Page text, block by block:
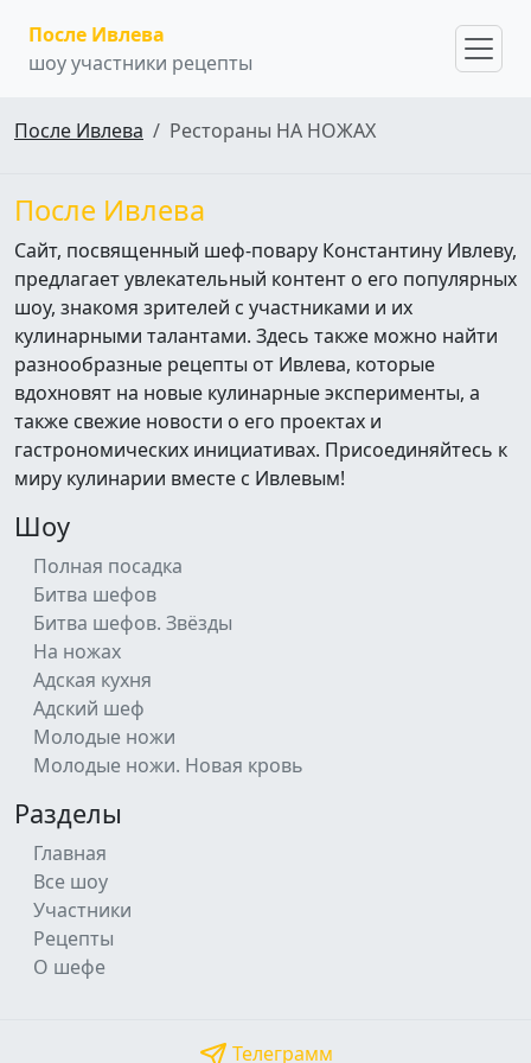
После Ивлева
шоу участники рецепты
После Ивлева Рестораны НА НОЖАХ
После Ивлева
Сайт, посвященный шеф-повару Константину Ивлеву,
предлагает увлекательный контент о его популярных
шоу, знакомя зрителей с участниками и их
кулинарными талантами. Здесь также можно найти
разнообразные рецепты от Ивлева, которые
вдохновят на новые кулинарные эксперименты, а
также свежие новости о его проектах и
гастрономических инициативах. Присоединяйтесь к
миру кулинарии вместе с Ивлевым!
Шоу
Полная посадка
Битва шефов
Битва шефов. Звёзды
На ножах
Адская кухня
Адский шеф
Молодые ножи
Молодые ножи. Новая кровь
Разделы
Главная
Все шоу
Участники
Рецепты
О шефе
Телеграмм